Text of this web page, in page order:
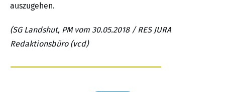
auszugehen.
(SG Landshut, PM vom 30.05.2018 / RES JURA
Redaktionsbüro (vcd)